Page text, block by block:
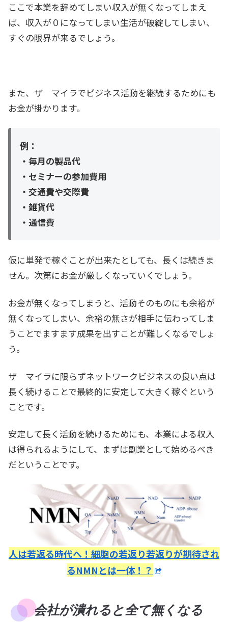
ここで本業を辞めてしまい収入が無くなってしまえ
ば、収入が０になってしまい生活が破綻してしまい、
すぐの限界が来るでしょう。
また、ザ マイラでビジネス活動を継続するためにも
お金が掛かります。
例：
・毎月の製品代
・セミナーの参加費用
・交通費や交際費
・雑貨代
・通信費
仮に単発で稼ぐことが出来たとしても、長くは続きま
せん。次第にお金が厳しくなっていくでしょう。
お金が無くなってしまうと、活動そのものにも余裕が
無くなってしまい、余裕の無さが相手に伝わってしま
うことでますます成果を出すことが難しくなるでしょ
う。
ザ マイラに限らずネットワークビジネスの良い点は
長く続けることで最終的に安定して大きく稼ぐという
ことです。
安定して長く活動を続けるためにも、本業による収入
は得られるようにして、まずは副業として始めるべき
だということです。
人は若返る時代へ！細胞の若返り若返りが期待され
るNMNとは一体！？
会社が潰れると全て無くなる